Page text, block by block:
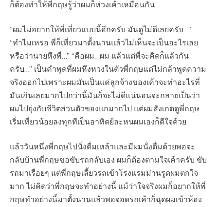
ก็ต้องทำให้พี่กฤษรู้ว่าผมก็ห่วงเค้าเหมือนกัน
“ผมไม่อยากให้พี่เที่ยวแบบนี้อีกครับ มันดูไม่ดีเลยครับ…”
“ทำไมเหรอ พี่ก็เที่ยวมาตั้งนานแล้วไม่เห็นจะเป็นอะไรเลย
หรือว่านายหึงพี่…” “คือผม…ผม แล้วแต่พี่จะคิดก็แล้วกัน
ครับ…” เป็นคำพูดที่ผมหึงหวงในตัวพี่กฤษแต่ไม่กล้าพูดความ
จริงออกไปเพราะผมมันเป็นแค่ลูกจ้างของเค้าจะทำอะไรที่
มันเกินเลยมากไปกว่านี้มันก็จะไม่ดีแน่นอนจะกลายเป็นว่า
ผมไปยุ่งกับชีวิตส่วนตัวของแกมากไป แต่ผมสังเกตดูพี่กฤษ
เริ่มเที่ยวน้อยลงทุกทีเป็นอาทิตย์ละหนผมเองก็ดีใจด้วย
แล้ววันหนึ่งพี่กฤษไปนั่งดื่มเหล้าและมีผมนั่งดื่มด้วยพอจะ
กลับบ้านพี่กฤษขอขับรถกลับเอง ผมก็ต้องตามใจเค้าครับ ขับ
รถมาเรื่อยๆ แต่พี่กฤษเลี้ยวรถเข้าโรงแรมม่านรูดผมตกใจ
มาก ไม่คิดว่าพี่กฤษจะทำอย่างนี้ แม้ว่าใจจริงผมก็อยากให้พี่
กฤษทำอย่างนี้มาตั้งนานแล้วพอจอดรถเค้าก็ฉุดผมเข้าห้อง